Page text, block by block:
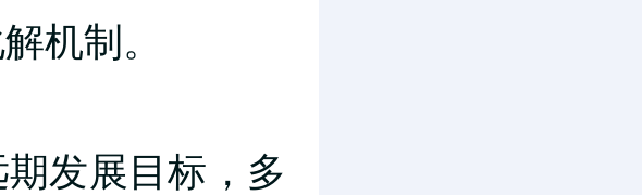
机制。
发展目标，多